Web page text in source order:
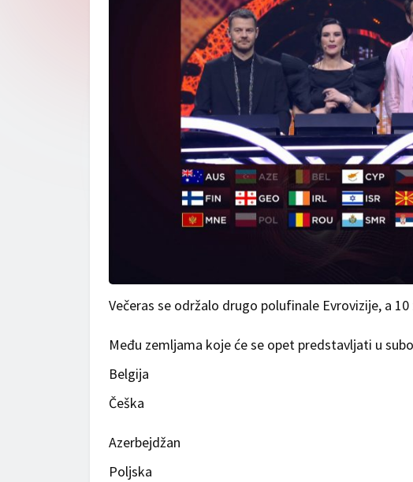
Večeras se održalo drugo polufinale Evrovizije, a
Među zemljama koje će se opet predstavljati u
Belgija
Češka
Azerbejdžan
Poljska